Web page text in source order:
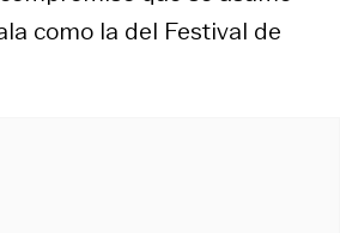
como la del Festival de